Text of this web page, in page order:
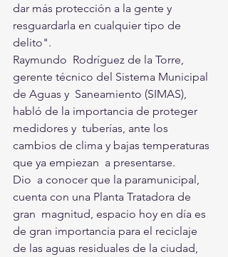
dar más protección a la gente y
resguardarla en cualquier tipo de
delito".
Raymundo  Rodríguez de la Torre,
gerente técnico del Sistema Municipal
de Aguas y  Saneamiento (SIMAS),
habló de la importancia de proteger
medidores y  tuberías, ante los
cambios de clima y bajas temperaturas
que ya empiezan  a presentarse.
Dio  a conocer que la paramunicipal,
cuenta con una Planta Tratadora de
gran  magnitud, espacio hoy en día es
de gran importancia para el reciclaje
de las aguas residuales de la ciudad,